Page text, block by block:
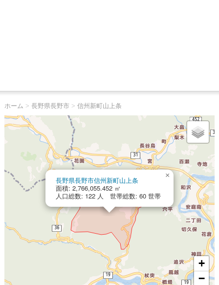
ホーム > 長野県長野市> 信州新町山上条
長野県長野市信州新町山上条
面積: 2,766,055.452 ㎡
人口総数: 122 人 世帯総数: 60 世帯
×
+
−